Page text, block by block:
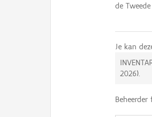
de
Je kan
2026).